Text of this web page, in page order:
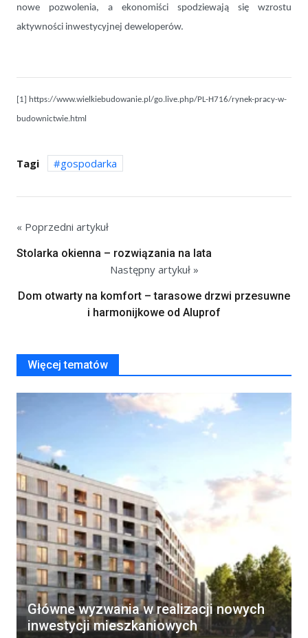
nowe pozwolenia, a ekonomiści spodziewają się wzrostu
aktywności inwestycyjnej deweloperów.
[1] https://www.wielkiebudowanie.pl/go.live.php/PL-H716/rynek-pracy-w-
budownictwie.html
Tagi gospodarka
« Poprzedni artykuł
Stolarka okienna – rozwiązania na lata
Następny artykuł »
Dom otwarty na komfort – tarasowe drzwi przesuwne
i harmonijkowe od Aluprof
Więcej tematów
Główne wyzwania w realizacji nowych
inwestycji mieszkaniowych